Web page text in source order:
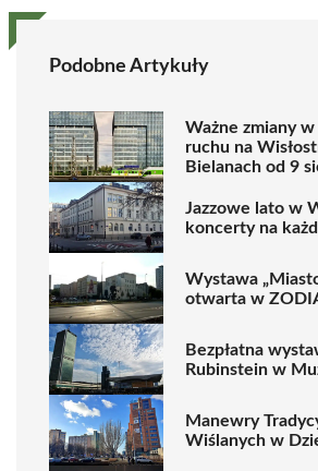
Podobne Artykuły
Ważne zmiany
ruchu na
Bielanach od 9
Jazzowe lato w
koncerty na
Wystawa
otwarta w
Bezpłatna
Rubinstein w
Manewry
Wiślanych w